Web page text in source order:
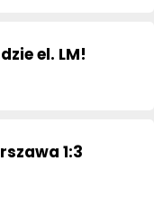
el. LM!
1:3